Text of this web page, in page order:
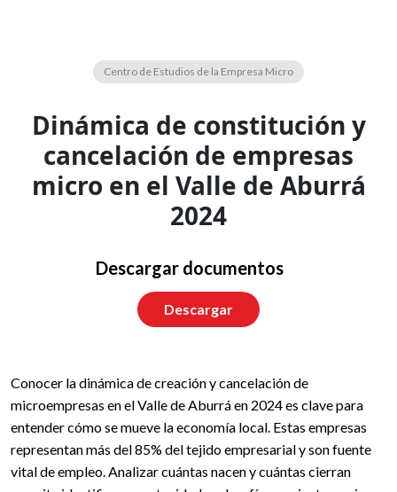
Centro de Estudios de la Empresa Micro
Dinámica de constitución y
cancelación de empresas
micro en el Valle de Aburrá
2024
Descargar documentos
Descargar
Conocer la dinámica de creación y cancelación de
microempresas en el Valle de Aburrá en 2024 es clave para
entender cómo se mueve la economía local. Estas empresas
representan más del 85% del tejido empresarial y son fuente
vital de empleo. Analizar cuántas nacen y cuántas cierran